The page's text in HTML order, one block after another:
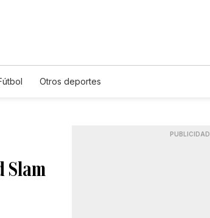
Otros deportes
Slam
PUBLICIDAD